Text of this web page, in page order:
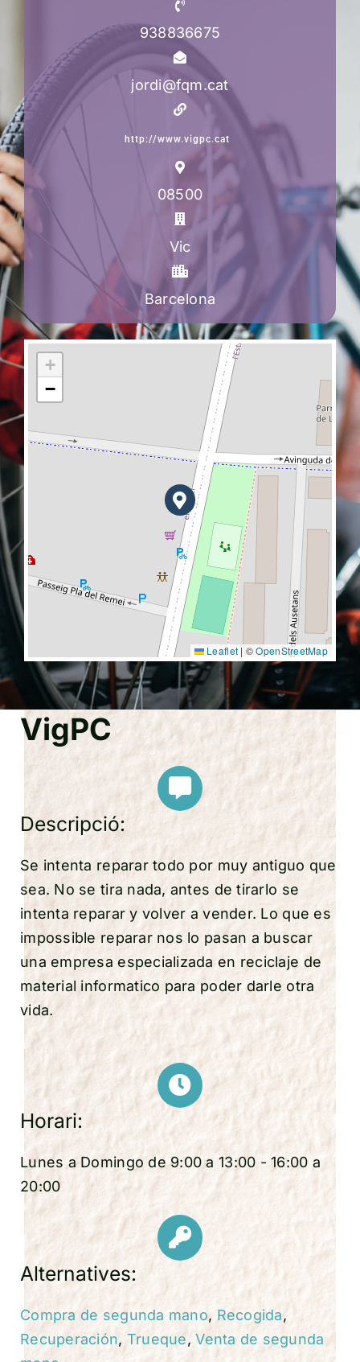
938836675
jordi@fqm.cat
http://www.vigpc.cat
08500
Vic
Barcelona
+
−
Leaflet | ©OpenStreetMap
VigPC
Descripció:
Se intenta reparar todo por muy antiguo que
sea. No se tira nada, antes de tirarlo se
intenta reparar y volver a vender. Lo que es
impossible reparar nos lo pasan a buscar
una empresa especializada en reciclaje de
material informatico para poder darle otra
vida.
Horari:
Lunes a Domingo de 9:00 a 13:00 - 16:00 a
20:00
Alternatives:
Compra de segunda mano, Recogida,
Recuperación, Trueque,Venta de segunda